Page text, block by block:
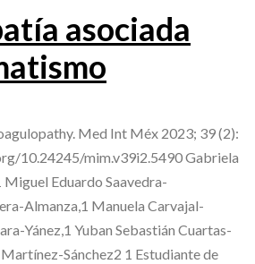
asociada
Med Int Méx 2023; 39 (2):
10.24245/mim.v39i2.5490 Gabriela
Eduardo Saavedra-
Almanza,1 Manuela Carvajal-
Yánez,1 Yuban Sebastián Cuartas-
Sánchez2 1 Estudiante de